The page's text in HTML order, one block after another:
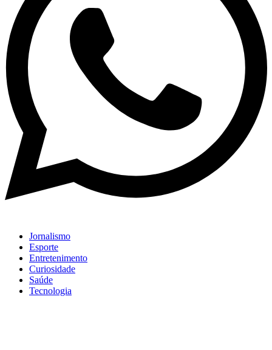
Jornalismo
Esporte
Entretenimento
Curiosidade
Saúde
Tecnologia